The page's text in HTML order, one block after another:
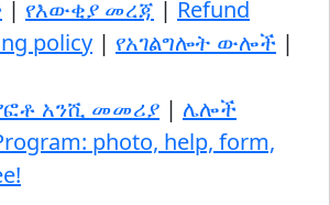
| የእውቂያ መረጃ | Refund
policy | የአገልግሎት ውሎች |
አንሺ መመሪያ | ሌሎች
photo, help, form,